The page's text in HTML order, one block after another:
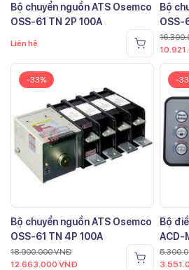
Bộ chuyển nguồn ATS Osemco
OSS-61 TN 2P 100A
Liên hệ
Bộ
OSS-
-33%
Bộ chuyển nguồn ATS Osemco
OSS-61 TN 4P 100A
18.900.000VNĐ
12.663.000 VNĐ
-
Bộ
ACD-